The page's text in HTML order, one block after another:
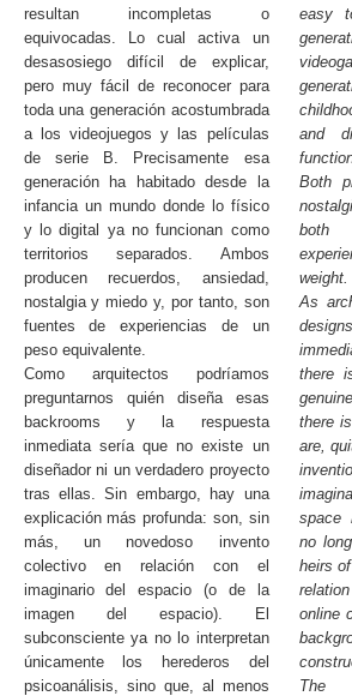
resultan incompletas o
equivocadas. Lo cual activa un
desasosiego difícil de explicar,
pero muy fácil de reconocer para
toda una generación acostumbrada
a los videojuegos y las películas
de serie B. Precisamente esa
generación ha habitado desde la
infancia un mundo donde lo físico
y lo digital ya no funcionan como
territorios separados. Ambos
producen recuerdos, ansiedad,
nostalgia y miedo y, por tanto, son
fuentes de experiencias de un
peso equivalente.
Como arquitectos podríamos
preguntarnos quién diseña esas
backrooms y la respuesta
inmediata sería que no existe un
diseñador ni un verdadero proyecto
tras ellas. Sin embargo, hay una
explicación más profunda: son, sin
más, un novedoso invento
colectivo en relación con el
imaginario del espacio (o de la
imagen del espacio). El
subconsciente ya no lo interpretan
únicamente los herederos del
psicoanálisis, sino que, al menos
easy
and
Both
both
weight.
As
there
there
are,
space
no
heirs
online
The